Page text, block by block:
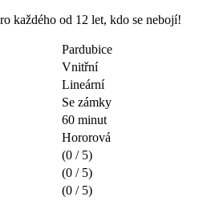
každého od 12 let, kdo se nebojí!
Pardubice
Vnitřní
Lineární
Se zámky
60 minut
Hororová
(0 / 5)
(0 / 5)
(0 / 5)